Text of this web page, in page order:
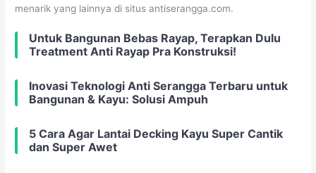
menarik yang lainnya di situs antiserangga.com.
Untuk Bangunan Bebas Rayap, Terapkan Dulu
Treatment Anti Rayap Pra Konstruksi!
Inovasi Teknologi Anti Serangga Terbaru untuk
Bangunan & Kayu: Solusi Ampuh
5 Cara Agar Lantai Decking Kayu Super Cantik
dan Super Awet